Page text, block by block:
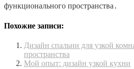
функционального пространства․
Похожие записи:
Дизайн спальни для узкой
пространства
Мой опыт: дизайн узкой кухни